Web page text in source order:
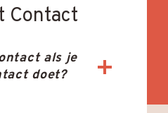
Contact
als je
doet?